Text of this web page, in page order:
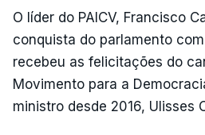
O líder do PAICV, Francisco
conquista do parlamento
recebeu as felicitações do
Movimento para a
ministro desde 2016, Ulisses